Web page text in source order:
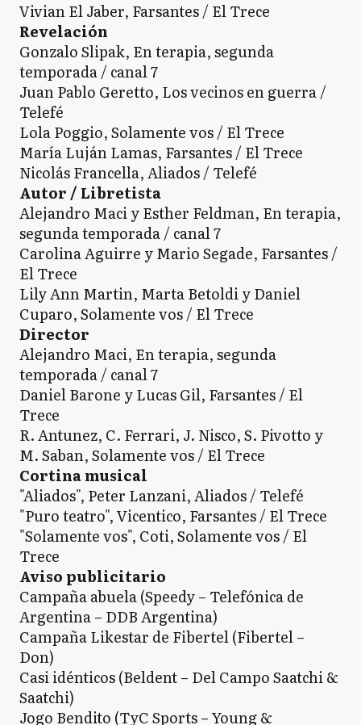
Vivian El Jaber, Farsantes / El Trece
Revelación
Gonzalo Slipak, En terapia, segunda
temporada / canal 7
Juan Pablo Geretto, Los vecinos en guerra /
Telefé
Lola Poggio, Solamente vos / El Trece
María Luján Lamas, Farsantes / El Trece
Nicolás Francella, Aliados / Telefé
Autor / Libretista
Alejandro Maci y Esther Feldman, En terapia,
segunda temporada / canal 7
Carolina Aguirre y Mario Segade, Farsantes /
El Trece
Lily Ann Martin, Marta Betoldi y Daniel
Cuparo, Solamente vos / El Trece
Director
Alejandro Maci, En terapia, segunda
temporada / canal 7
Daniel Barone y Lucas Gil, Farsantes / El
Trece
R. Antunez, C. Ferrari, J. Nisco, S. Pivotto y
M. Saban, Solamente vos / El Trece
Cortina musical
"Aliados", Peter Lanzani, Aliados / Telefé
"Puro teatro", Vicentico, Farsantes / El Trece
"Solamente vos", Coti, Solamente vos / El
Trece
Aviso publicitario
Campaña abuela (Speedy – Telefónica de
Argentina – DDB Argentina)
Campaña Likestar de Fibertel (Fibertel –
Don)
Casi idénticos (Beldent – Del Campo Saatchi &
Saatchi)
Jogo Bendito (TyC Sports – Young &